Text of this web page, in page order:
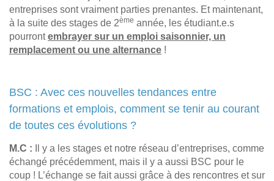
entreprises sont vraiment parties prenantes. Et maintenant,
à la suite des stages de 2ème année, les étudiant.e.s
pourrontembrayer sur un emploi saisonnier, un
remplacement ou une alternance !
BSC : Avec ces nouvelles tendances entre
formations et emplois, comment se tenir au courant
de toutes ces évolutions ?
M.C : Il y a les stages et notre réseau d’entreprises, comme
échangé précédemment, mais il y a aussi BSC pour le
coup ! L’échange se fait aussi grâce à des rencontres et sur